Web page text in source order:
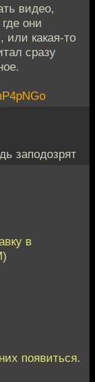
видео,
они
или какая-то
сразу
заподозрят
в
появиться.